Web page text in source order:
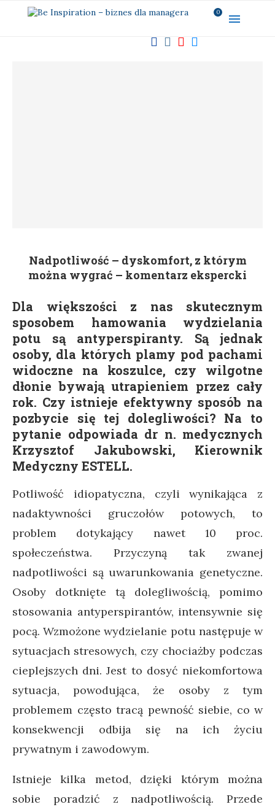
0
Nadpotliwość – dyskomfort, z którym
można wygrać – komentarz ekspercki
Dla większości z nas skutecznym
sposobem hamowania wydzielania
potu są antyperspiranty. Są jednak
osoby, dla których plamy pod pachami
widoczne na koszulce, czy wilgotne
dłonie bywają utrapieniem przez cały
rok. Czy istnieje efektywny sposób na
pozbycie się tej dolegliwości? Na to
pytanie odpowiada dr n. medycznych
Krzysztof Jakubowski, Kierownik
Medyczny ESTELL.
Potliwość idiopatyczna, czyli wynikająca z
nadaktywności gruczołów potowych, to
problem dotykający nawet 10 proc.
społeczeństwa. Przyczyną tak zwanej
nadpotliwości są uwarunkowania genetyczne.
Osoby dotknięte tą dolegliwością, pomimo
stosowania antyperspirantów, intensywnie się
pocą. Wzmożone wydzielanie potu następuje w
sytuacjach stresowych, czy chociażby podczas
cieplejszych dni. Jest to dosyć niekomfortowa
sytuacja, powodująca, że osoby z tym
problemem często tracą pewność siebie, co w
konsekwencji odbija się na ich życiu
prywatnym i zawodowym.
Istnieje kilka metod, dzięki którym można
sobie poradzić z nadpotliwością. Przede